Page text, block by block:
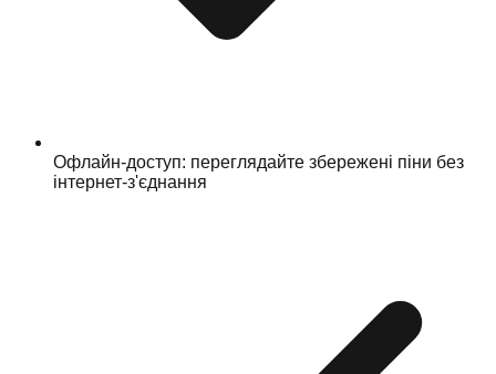
Офлайн-доступ: переглядайте збережені піни без
інтернет-з'єднання